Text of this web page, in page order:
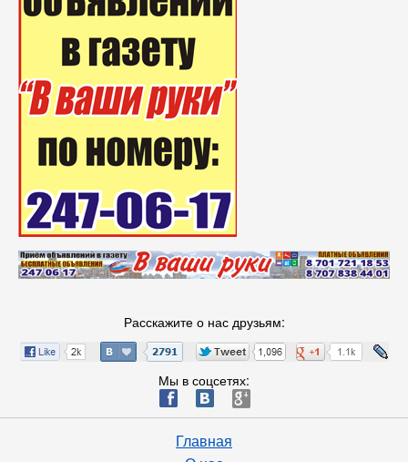
Расскажите о нас друзьям:
Мы в соцсетях:
ä æ è
Главная